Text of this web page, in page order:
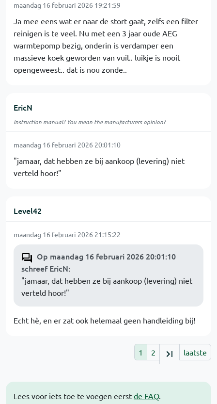
Lees voor iets toe te voegen eerst de FAQ.
maandag 16 februari 2026 19:21:59
Ja mee eens wat er naar de stort gaat, zelfs een filter
reinigen is te veel. Nu met een 3 jaar oude AEG
warmtepomp bezig, onderin is verdamper een
massieve koek geworden van vuil.. luikje is nooit
opengeweest.. dat is nou zonde..
EricN
Instruction manual? You mean the manufacturers opinion?
maandag 16 februari 2026 20:01:10
"jamaar, dat hebben ze bij aankoop (levering) niet
verteld hoor!"
Level42
maandag 16 februari 2026 21:15:22
Op maandag 16 februari 2026 20:01:10
schreef EricN:
"jamaar, dat hebben ze bij aankoop (levering) niet
verteld hoor!"
Echt hè, en er zat ook helemaal geen handleiding bij!
1 2 laatste